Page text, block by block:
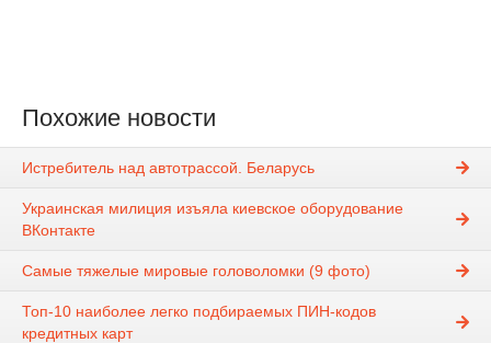
Похожие новости
Истребитель над автотрассой. Беларусь
Украинская милиция изъяла киевское оборудование
ВКонтакте
Самые тяжелые мировые головоломки (9 фото)
Топ-10 наиболее легко подбираемых ПИН-кодов
кредитных карт